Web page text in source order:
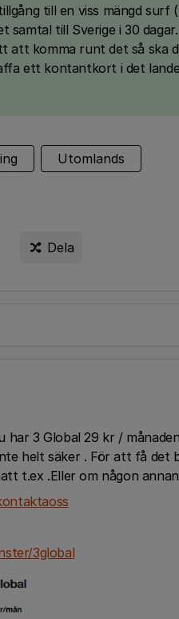
till en viss mängd surf
samtal till Sverige i 30
att komma runt det så ska
ett kontantkort i det
Utomlands
Dela
har 3 Global 29 kr /
helt säker . För att få det
t.ex .Eller om någon
3global